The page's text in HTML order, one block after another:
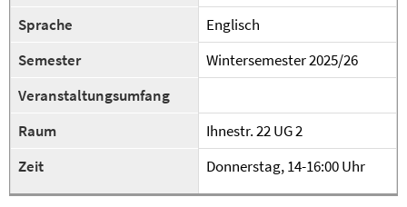
Sprache
Englisch
Semester
Wintersemester 2025/26
Veranstaltungsumfang
Raum
Ihnestr. 22 UG 2
Zeit
Donnerstag, 14-16:00 Uhr